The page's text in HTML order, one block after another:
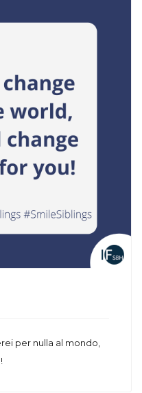
per nulla al mondo,